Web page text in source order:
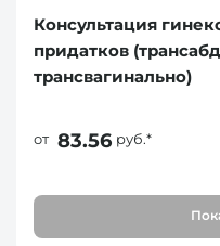
Консультация
придатков
трансвагинально)
от 83.56 руб.*